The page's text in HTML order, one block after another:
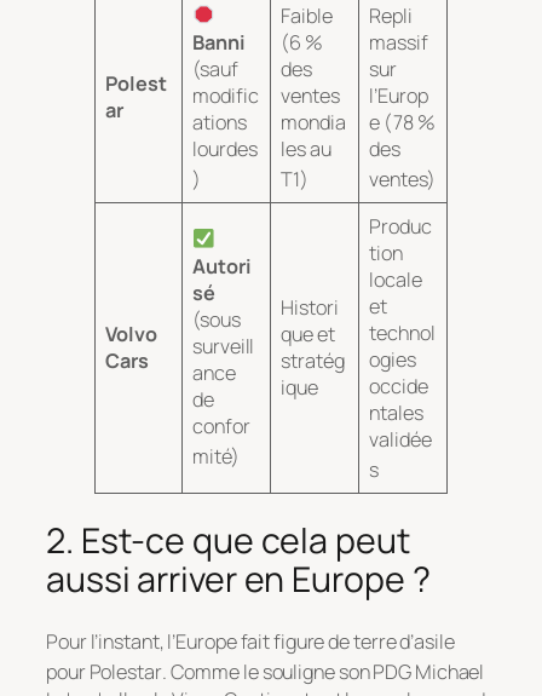
Polest
ar
Banni
(sauf
modific
ations
lourdes
)
Faible
(6 %
des
ventes
mondia
les au
T1)
Repli
massif
sur
l’Europ
e (78 %
des
ventes)
Volvo
Cars
Autori
sé
(sous
surveill
ance
de
confor
mité)
Histori
que et
stratég
ique
Produc
tion
locale
et
technol
ogies
occide
ntales
validée
s
2. Est-ce que cela peut
aussi arriver en Europe ?
Pour l’instant, l’Europe fait figure de terre d’asile
pour Polestar. Comme le souligne son PDG Michael